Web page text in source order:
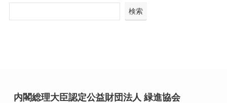
検索
内閣総理大臣認定公益財団法人 緑進協会